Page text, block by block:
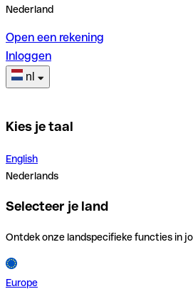
Nederland
Open een rekening
Inloggen
nl
Kies je taal
English
Nederlands
Selecteer je land
Ontdek onze landspecifieke functies in
Europe